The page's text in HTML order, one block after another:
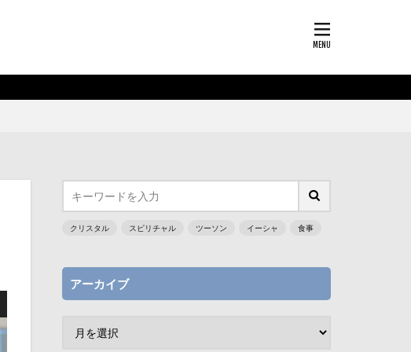
クリスタル スピリチャル ツーソン イーシャ 食事
アーカイブ